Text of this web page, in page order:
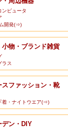
ンピュータ
開発(⇒)
小物・ブランド雑貨
ラス
スファッション・靴
着・ナイトウエア(⇒)
デン・DIY